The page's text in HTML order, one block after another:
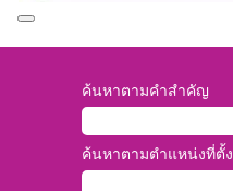
ค้นหาตามคำสำคัญ
ค้นหาตามตำแหน่งที่ตั้ง